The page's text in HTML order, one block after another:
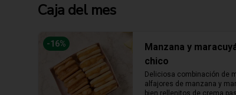
Caja del mes
-16%
Manzana y
chico
Deliciosa combinación de
alfajores de manzana y
bien rellenitos de crema